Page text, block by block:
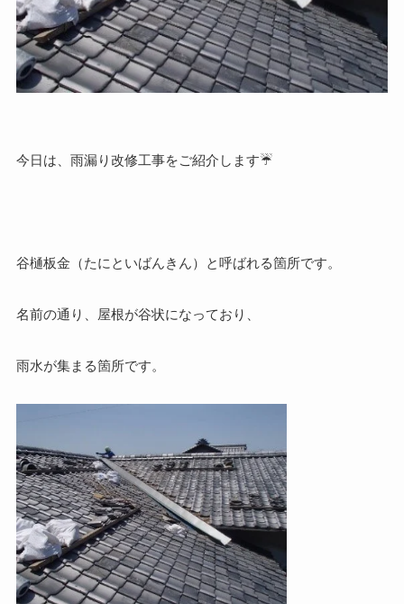
今日は、雨漏り改修工事をご紹介します☔
谷樋板金（たにといばんきん）と呼ばれる箇所です。
名前の通り、屋根が谷状になっており、
雨水が集まる箇所です。